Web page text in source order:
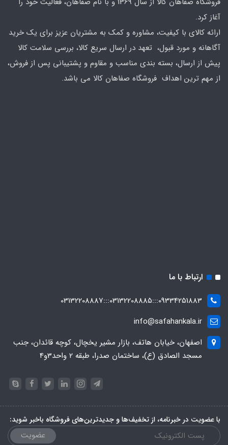
آغاز کرد.
ارائه کالای با کیفیت، مشاوره و کمک به مشتریان عزیز برای یک خرید
آگاهانه و مورد قبول، تعهد در ارسال سریع کالا، بررسی سلامت کالا
پیش از ارسال، بسته بندی مناسب و مقاوم و پشتیبانی پس از فروش،
از مهم ترین اهداف فروشگاه صفاهان کالا می باشد.
ارتباط با ما
09334251883:::03132208885:::03132208887
info@safahankala.ir
اصفهان، خیابان هاتف، بازار مشیر یخچال، کوچه قائدان، جنب
مسجد الصادق (ع)، ساختمان صدرا، طبقه 2 واحد3و4
با عضویت در خبرنامه، از تخفیف‌ها و جدیدترین‌های فروشگاه باخبر شوید:
عضویت